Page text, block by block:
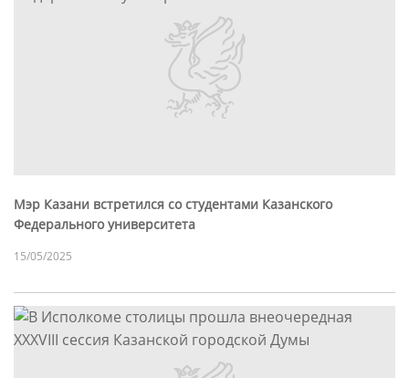
Мэр Казани встретился со студентами Казанского
Федерального университета
15/05/2025